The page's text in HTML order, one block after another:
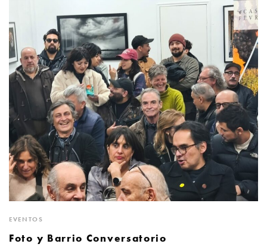
EVENTOS
Foto y Barrio Conversatorio